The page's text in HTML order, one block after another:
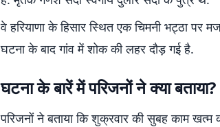
वे हरियाणा के हिसार स्थित एक चिमनी भट्ठा पर
घटना के बाद गांव में शोक की लहर दौड़ गई है.
घटना के बारें में परिजनों ने क्या बताया?
परिजनों ने बताया कि शुक्रवार की सुबह काम